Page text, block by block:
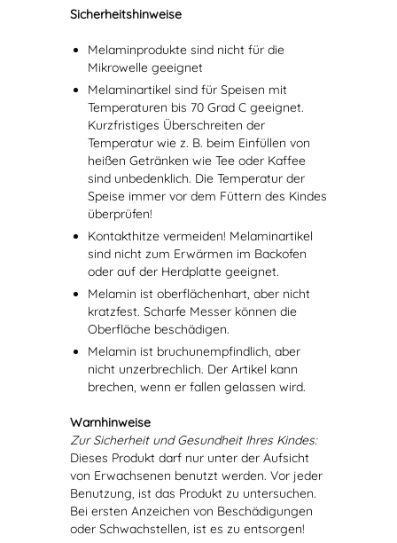
Sicherheitshinweise
Melaminprodukte sind nicht für die
Mikrowelle geeignet
Melaminartikel sind für Speisen mit
Temperaturen bis 70 Grad C geeignet.
Kurzfristiges Überschreiten der
Temperatur wie z. B. beim Einfüllen von
heißen Getränken wie Tee oder Kaffee
sind unbedenklich. Die Temperatur der
Speise immer vor dem Füttern des Kindes
überprüfen!
Kontakthitze vermeiden! Melaminartikel
sind nicht zum Erwärmen im Backofen
oder auf der Herdplatte geeignet.
Melamin ist oberflächenhart, aber nicht
kratzfest. Scharfe Messer können die
Oberfläche beschädigen.
Melamin ist bruchunempfindlich, aber
nicht unzerbrechlich. Der Artikel kann
brechen, wenn er fallen gelassen wird.
Warnhinweise
Zur Sicherheit und Gesundheit Ihres Kindes:
Dieses Produkt darf nur unter der Aufsicht
von Erwachsenen benutzt werden. Vor jeder
Benutzung, ist das Produkt zu untersuchen.
Bei ersten Anzeichen von Beschädigungen
oder Schwachstellen, ist es zu entsorgen!